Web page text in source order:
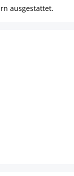
ausgestattet.